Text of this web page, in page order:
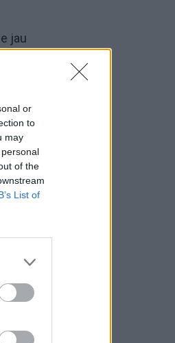
or
to
may
of the
List of
jau